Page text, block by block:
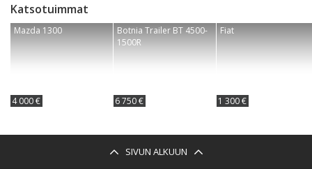
Katsotuimmat
Mazda 1300
4 000 €
Botnia Trailer BT 4500-
1500R
6 750 €
Fiat
1 300 €
SIVUN ALKUUN